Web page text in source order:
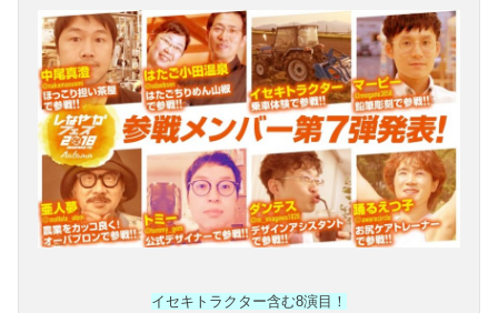
イセキトラクター含む8演目！